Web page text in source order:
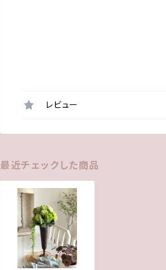
レビュー
最近チェックした商品